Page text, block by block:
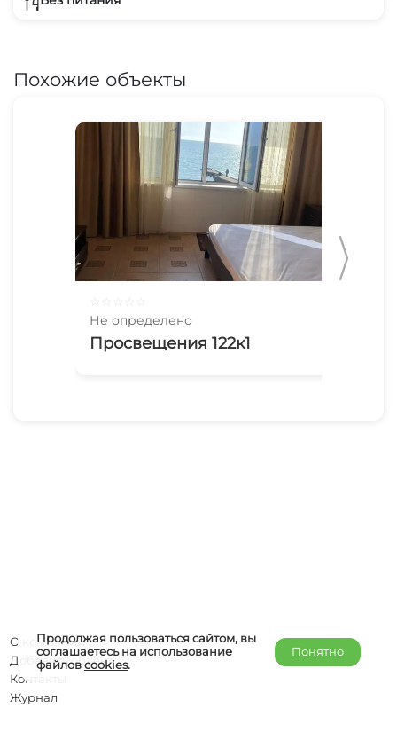
Похожие объекты
Не определено
Просвещения 122к1
Продолжая пользоваться сайтом, вы
соглашаетесь на использование
файловcookies.
Понятно
О компании
Добавить объект
Контакты
Журнал